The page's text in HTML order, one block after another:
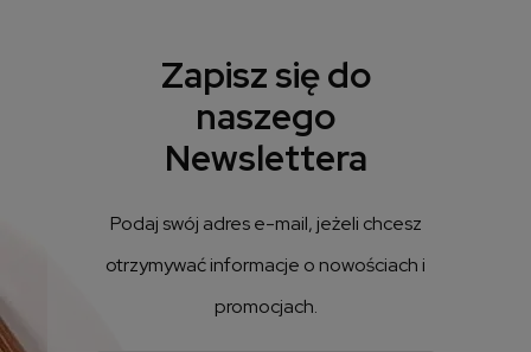
Zapisz się do
naszego
Newslettera
Podaj swój adres e-mail, jeżeli chcesz
otrzymywać informacje o nowościach i
promocjach.